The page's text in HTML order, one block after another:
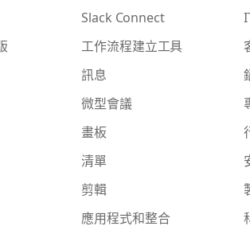
Slack Connect
工作流程建立工具
訊息
微型會議
畫板
清單
剪輯
應用程式和整合